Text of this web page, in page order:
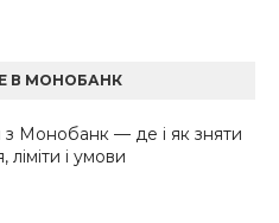
В МОНОБАНК
з Монобанк — де і як зняти
ліміти і умови